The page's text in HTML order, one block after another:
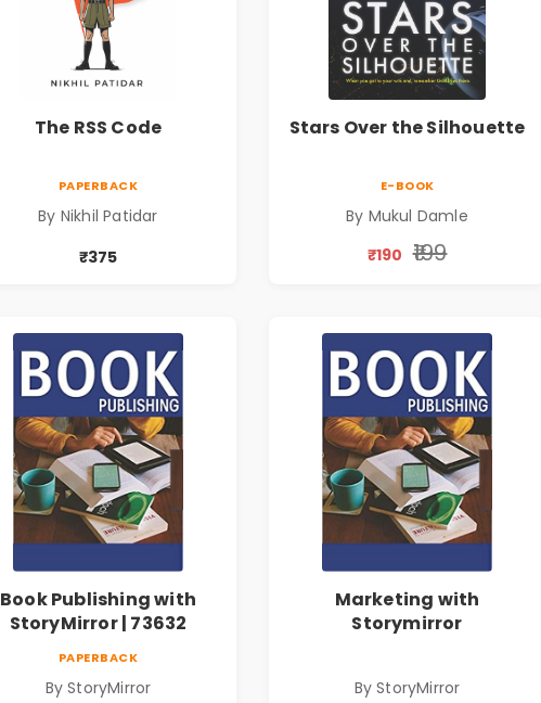
The RSS Code
PAPERBACK
By Nikhil Patidar
₹375
Stars Over the Silhouette
E-BOOK
By Mukul Damle
₹190 ₹199
Book Publishing with
StoryMirror | 73632
PAPERBACK
By StoryMirror
Marketing with
Storymirror
By StoryMirror